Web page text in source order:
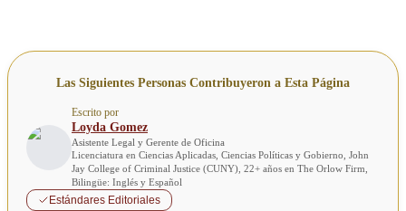
Las Siguientes Personas Contribuyeron a Esta Página
Escrito por
Loyda Gomez
Asistente Legal y Gerente de Oficina
Licenciatura en Ciencias Aplicadas, Ciencias Políticas y Gobierno, John
Jay College of Criminal Justice (CUNY), 22+ años en The Orlow Firm,
Bilingüe: Inglés y Español
Estándares Editoriales